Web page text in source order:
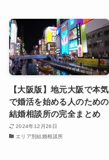
【大阪版】地元大阪で本気
で婚活を始める人のための
結婚相談所の完全まとめ
2024年12月26日
エリア別結婚相談所